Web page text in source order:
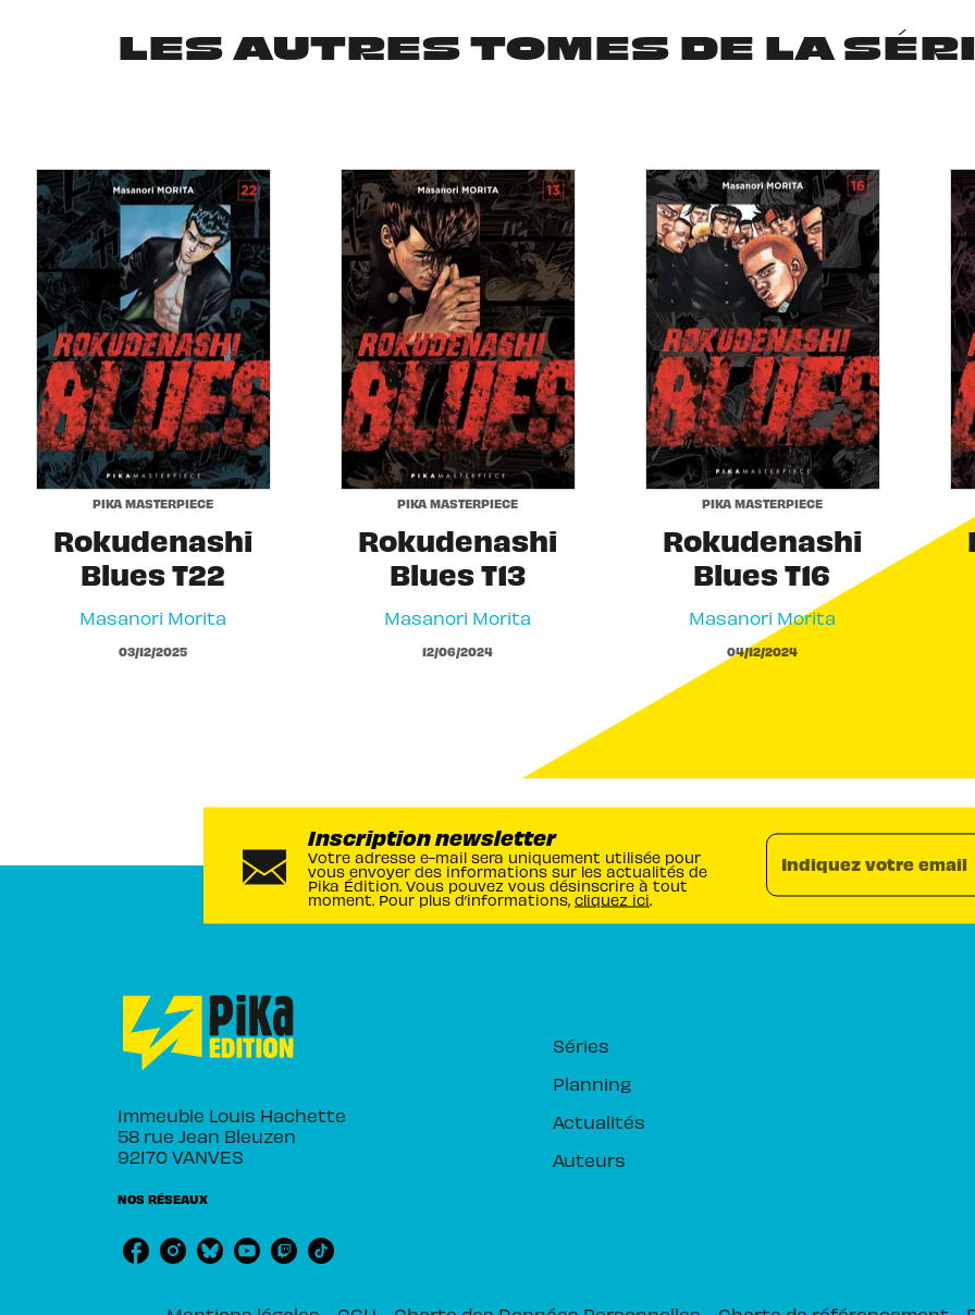
LES AUTRES TOMES DE LA
PIKA MASTERPIECE
Rokudenashi
Blues T22
Masanori Morita
03/12/2025
PIKA MASTERPIECE
Rokudenashi
Blues T13
Masanori Morita
12/06/2024
PIKA MASTERPIECE
Rokudenashi
Blues T16
Masanori Morita
04/12/2024
Inscription newsletter
Votre adresse e-mail sera uniquement utilisée pour
vous envoyer des informations sur les actualités de
Pika Édition. Vous pouvez vous désinscrire à tout
moment. Pour plus d’informations, cliquez ici
Indiquez votre email
Immeuble Louis Hachette
58 rue Jean Bleuzen
92170 VANVES
NOS RÉSEAUX
Séries
Planning
Actualités
Auteurs